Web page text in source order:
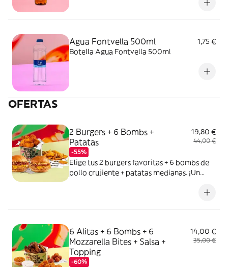
Agua Fontvella 500ml
1,75 €
Botella Agua Fontvella 500ml
OFERTAS
2 Burgers + 6 Bombs +
Patatas
-55%
19,80 €
44,00 €
Elige tus 2 burgers favoritas + 6 bombs de
pollo crujiente + patatas medianas. ¡Un
6 Alitas + 6 Bombs + 6
Mozzarella Bites + Salsa +
Topping
-60%
14,00 €
35,00 €